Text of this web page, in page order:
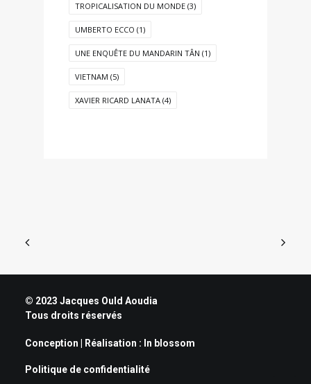
TROPICALISATION DU MONDE (3)
UMBERTO ECCO (1)
UNE ENQUÊTE DU MANDARIN TÂN (1)
VIETNAM (5)
XAVIER RICARD LANATA (4)
© 2023 Jacques Ould Aoudia
Tous droits réservés
Conception | Réalisation : In blossom
Politique de confidentialité